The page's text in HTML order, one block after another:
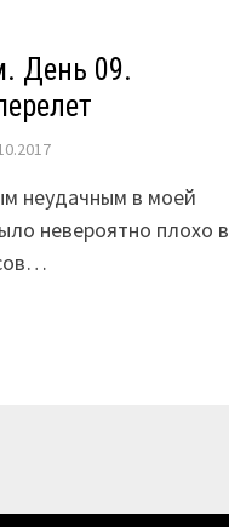
День 09.
неудачным в моей
невероятно плохо в